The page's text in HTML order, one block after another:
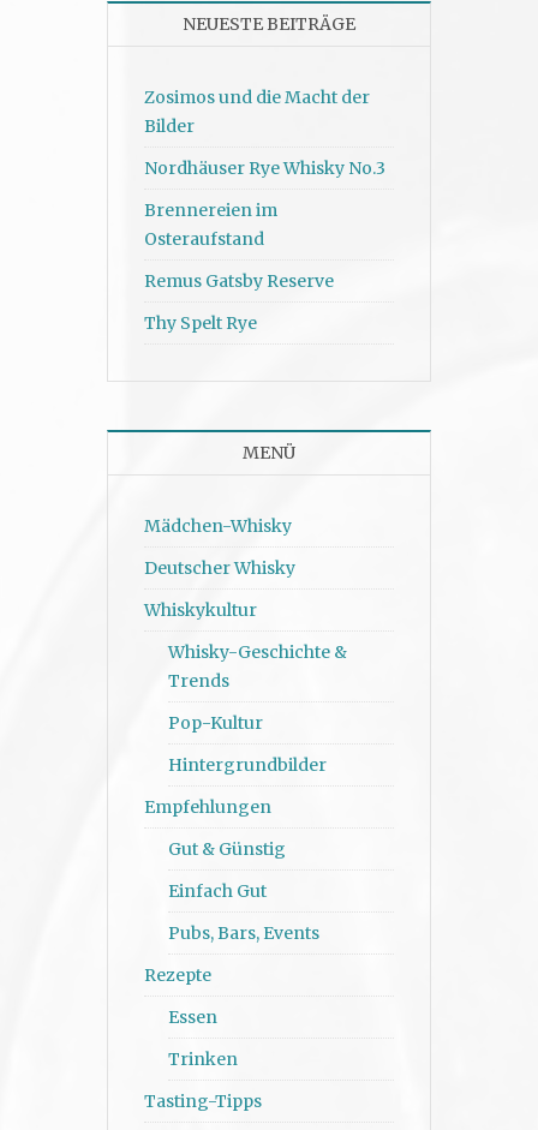
NEUESTE BEITRÄGE
Zosimos und die Macht der
Bilder
Nordhäuser Rye Whisky No.3
Brennereien im
Osteraufstand
Remus Gatsby Reserve
Thy Spelt Rye
MENÜ
Mädchen-Whisky
Deutscher Whisky
Whiskykultur
Whisky-Geschichte &
Trends
Pop-Kultur
Hintergrundbilder
Empfehlungen
Gut & Günstig
Einfach Gut
Pubs, Bars, Events
Rezepte
Essen
Trinken
Tasting-Tipps